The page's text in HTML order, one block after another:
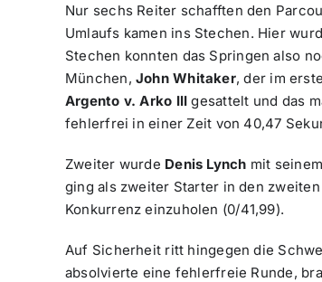
Nur sechs Reiter schafften den
Umlaufs kamen ins Stechen. Hier
Stechen konnten das Springen also
München, John Whitaker, der im
Argento v. Arko III gesattelt und das
fehlerfrei in einer Zeit von 40,47
Zweiter wurde Denis Lynch mit
ging als zweiter Starter in den
Konkurrenz einzuholen (0/41,99).
Auf Sicherheit ritt hingegen die
absolvierte eine fehlerfreie Runde,